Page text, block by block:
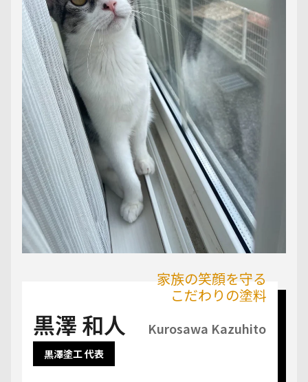
家族の笑顔を守る
こだわりの塗料
黒澤 和人 Kurosawa Kazuhito
黒澤塗工 代表